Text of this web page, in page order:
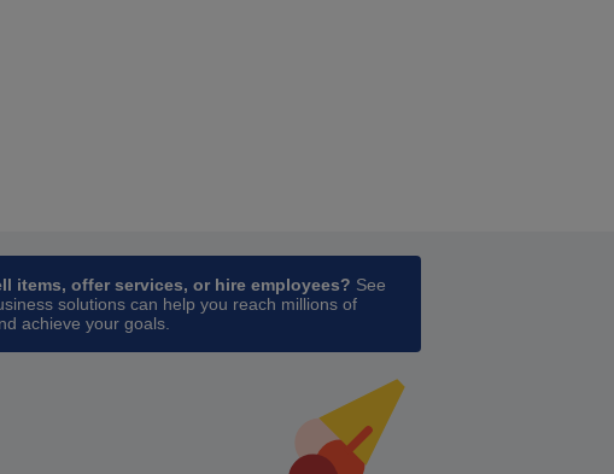
items, offer services, or hire employees? See
solutions can help you reach millions of
achieve your goals.